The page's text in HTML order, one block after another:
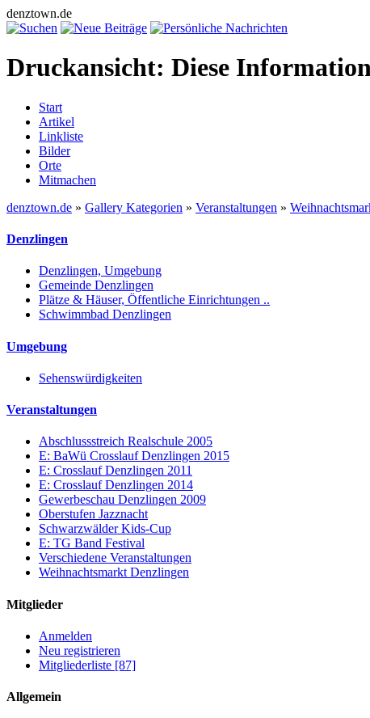
denztown.de
Druckansicht: Diese
Start
Artikel
Linkliste
Bilder
Orte
Mitmachen
denztown.de » Gallery Kategorien » Veranstaltungen »
Denzlingen
Denzlingen, Umgebung
Gemeinde Denzlingen
Plätze & Häuser, Öffentliche Einrichtungen ..
Schwimmbad Denzlingen
Umgebung
Sehenswürdigkeiten
Veranstaltungen
Abschlussstreich Realschule 2005
E: BaWü Crosslauf Denzlingen 2015
E: Crosslauf Denzlingen 2011
E: Crosslauf Denzlingen 2014
Gewerbeschau Denzlingen 2009
Oberstufen Jazznacht
Schwarzwälder Kids-Cup
E: TG Band Festival
Verschiedene Veranstaltungen
Weihnachtsmarkt Denzlingen
Mitglieder
Anmelden
Neu registrieren
Mitgliederliste [87]
Allgemein